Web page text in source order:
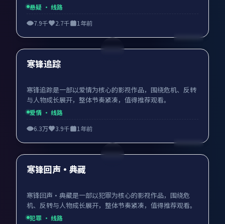
悬疑 · 线路
7.9千
2.7千 1年前
最新
寒锋追踪
寒锋追踪是一部以爱情为核心的影视作品，围绕危机、反转
与人物成长展开，整体节奏紧凑，值得推荐观看。
爱情 · 线路
6.3万
3.9千 1年前
最新
寒锋回声·典藏
寒锋回声·典藏是一部以犯罪为核心的影视作品，围绕危
机、反转与人物成长展开，整体节奏紧凑，值得推荐观看。
犯罪 · 线路